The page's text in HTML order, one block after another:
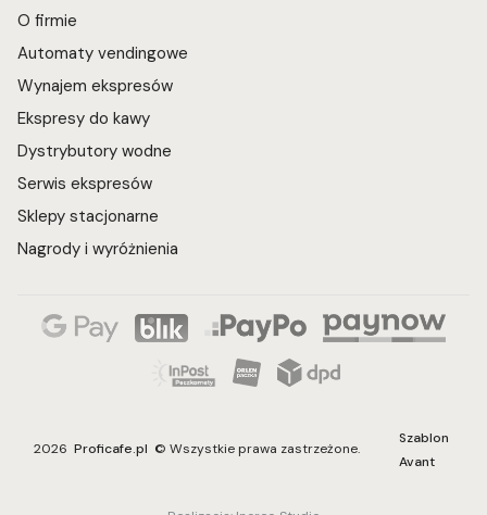
O firmie
Automaty vendingowe
Wynajem ekspresów
Ekspresy do kawy
Dystrybutory wodne
Serwis ekspresów
Sklepy stacjonarne
Nagrody i wyróżnienia
2026 Proficafe.pl © Wszystkie prawa zastrzeżone.
Szablon
Avant